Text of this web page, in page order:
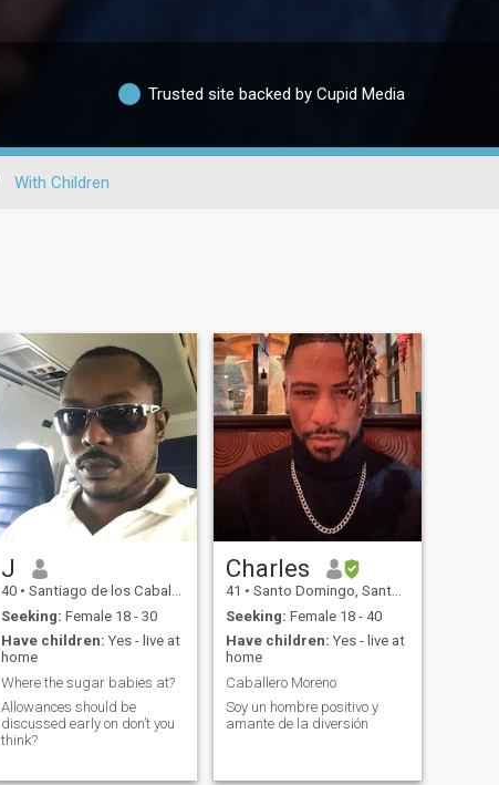
Trusted site backed by Cupid Media
With Children
J
40 • Santiago de los Caballeros, Santiago, Dominican Republic
Seeking: Female 18 - 30
Have children: Yes - live at
home
Where the sugar babies at?
Allowances should be
discussed early on don’t you
think?
Charles
41 • Santo Domingo, Santo Domingo, Dominican Republic
Seeking: Female 18 - 40
Have children: Yes - live at
home
Caballero Moreno
Soy un hombre positivo y
amante de la diversión